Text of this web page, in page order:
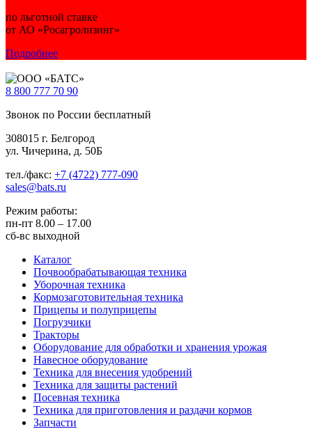
по льготной ставке
от АО «Росагролизинг»
Подробнее
8 800 777 70 90
Звонок по России бесплатный
308015 г. Белгород
ул. Чичерина, д. 50Б
тел./факс: +7 (4722) 777-090
sales@bats.ru
Режим работы:
пн-пт 8.00 – 17.00
сб-вс выходной
Каталог
Почвообрабатывающая техника
Уборочная техника
Кормозаготовительная техника
Прицепы и полуприцепы
Погрузчики
Тракторы
Оборудование для обработки и хранения урожая
Навесное оборудование
Техника для внесения удобрений
Техника для защиты растений
Посевная техника
Техника для приготовления и раздачи кормов
Запчасти